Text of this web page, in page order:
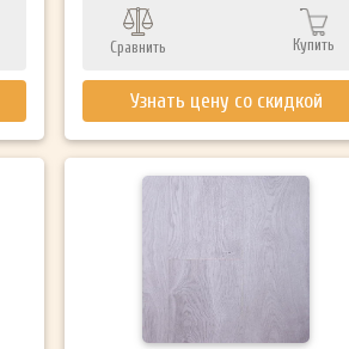
Сравнить Купить
Узнать цену со скидкой